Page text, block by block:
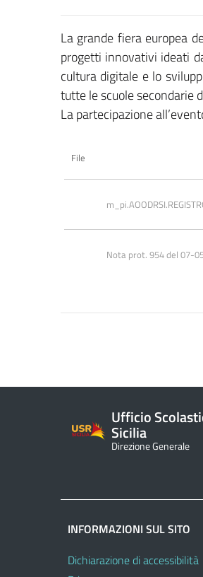
La grande fiera europea
progetti innovativi ideati
cultura digitale e lo
tutte le scuole secondarie
La partecipazione
File
Nota prot. 954 del 07-
Ufficio
Sicilia
Direzione Generale
INFORMAZIONI SUL SITO
Dichiarazione di accessibilità